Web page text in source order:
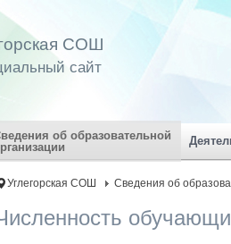
СОШ
сайт
об образовательной
Углегорская СОШ Сведения об